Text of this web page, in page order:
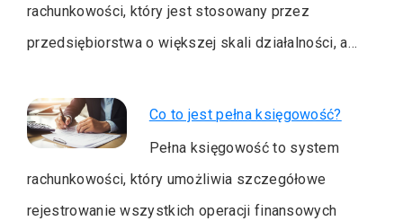
rachunkowości, który jest stosowany przez
przedsiębiorstwa o większej skali działalności, a…
Co to jest pełna księgowość?
Pełna księgowość to system
rachunkowości, który umożliwia szczegółowe
rejestrowanie wszystkich operacji finansowych